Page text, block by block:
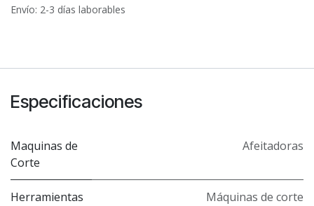
Envío: 2-3 días laborables
Especificaciones
Maquinas de
Corte
Afeitadoras
Herramientas Máquinas de corte